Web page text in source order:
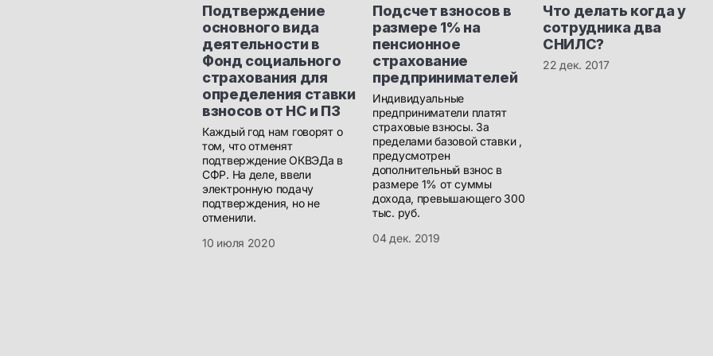
Подтверждение
основного вида
деятельности в
Фонд социального
страхования для
определения ставки
взносов от НС и ПЗ
Каждый год нам говорят о
том, что отменят
подтверждение ОКВЭДа в
СФР. На деле, ввели
электронную подачу
подтверждения, но не
отменили.
10 июля 2020
Подсчет взносов в
размере 1% на
пенсионное
страхование
предпринимателей
Индивидуальные
предприниматели платят
страховые взносы. За
пределами базовой ставки ,
предусмотрен
дополнительный взнос в
размере 1% от суммы
дохода, превышающего 300
тыс. руб.
04 дек. 2019
Что делать когда у
сотрудника два
СНИЛС?
22 дек. 2017